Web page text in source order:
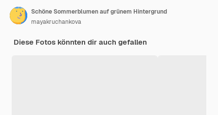
Schöne Sommerblumen auf grünem Hintergrund
mayakruchankova
Diese Fotos könnten dir auch gefallen